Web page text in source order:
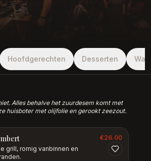
Hoofdgerechten Desserten
Alles behalve het zuurdesem komt met
huisboter met olijfolie en gerookt zeezout.
grill, romig vanbinnen en
€26.00